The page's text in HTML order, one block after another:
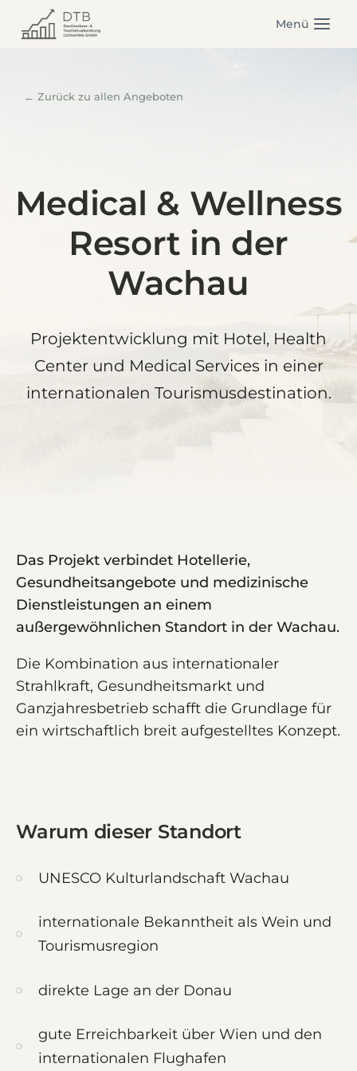
Inhalt
Menü
← Zurück zu allen Angeboten
Medical & Wellness
Resort in der
Wachau
Projektentwicklung mit Hotel, Health
Center und Medical Services in einer
internationalen Tourismusdestination.
Das Projekt verbindet Hotellerie,
Gesundheitsangebote und medizinische
Dienstleistungen an einem
außergewöhnlichen Standort in der Wachau.
Die Kombination aus internationaler
Strahlkraft, Gesundheitsmarkt und
Ganzjahresbetrieb schafft die Grundlage für
ein wirtschaftlich breit aufgestelltes Konzept.
Warum dieser Standort
UNESCO Kulturlandschaft Wachau
internationale Bekanntheit als Wein und
Tourismusregion
direkte Lage an der Donau
gute Erreichbarkeit über Wien und den
internationalen Flughafen